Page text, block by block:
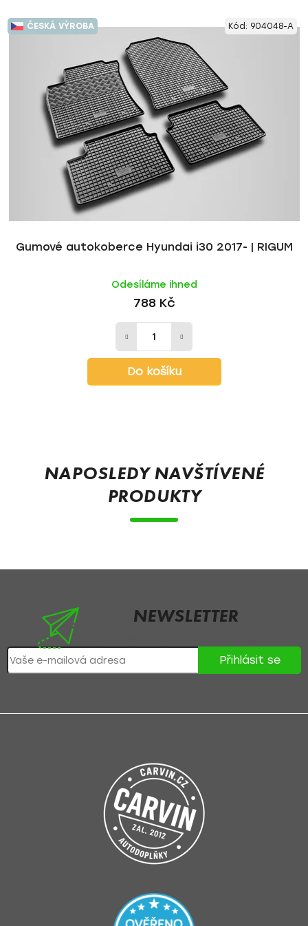
ČESKÁ VÝROBA
Gumové autokoberce Hyundai i30 2017- | RIGUM
Odesíláme ihned
788 Kč
Do košíku
Kód: 904048-A
NAPOSLEDY NAVŠTÍVENÉ
PRODUKTY
NEWSLETTER
Přihlásit se